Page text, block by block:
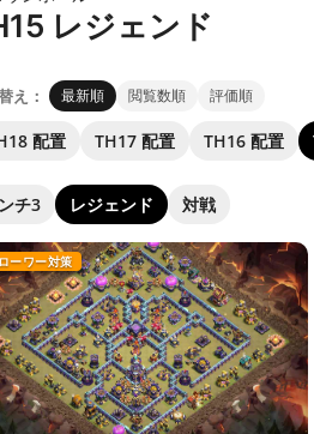
レジェンド
え： 最新順 閲覧数順 評価順
配置 TH17 配置 TH16 配置
チ3 レジェンド 対戦
ーワー対策